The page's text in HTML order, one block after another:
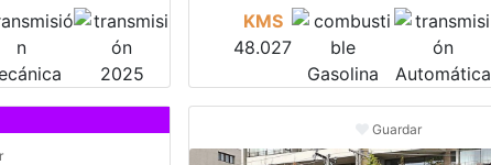
2025
KMS
48.027
Gasolina
Automática
Guardar